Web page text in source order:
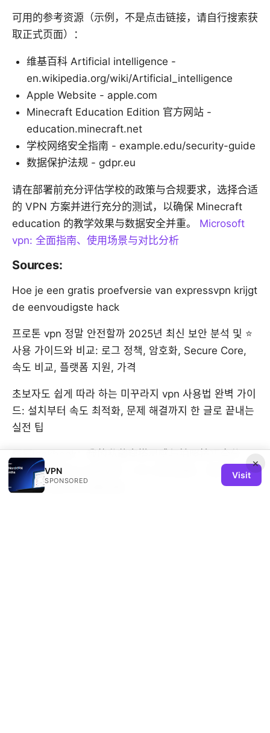
可用的参考资源（示例，不是点击链接，请自行搜索获
取正式页面）：
维基百科 Artificial intelligence -
en.wikipedia.org/wiki/Artificial_intelligence
Apple Website - apple.com
Minecraft Education Edition 官方网站 -
education.minecraft.net
学校网络安全指南 - example.edu/security-guide
数据保护法规 - gdpr.eu
请在部署前充分评估学校的政策与合规要求，选择合适
的 VPN 方案并进行充分的测试，以确保 Minecraft
education 的教学效果与数据安全并重。 Microsoft
vpn: 全面指南、使用场景与对比分析
Sources:
Hoe je een gratis proefversie van expressvpn krijgt
de eenvoudigste hack
프로톤 vpn 정말 안전할까 2025년 최신 보안 분석 및 ⭐
사용 가이드와 비교: 로그 정책, 암호화, Secure Core,
속도 비교, 플랫폼 지원, 가격
초보자도 쉽게 따라 하는 미꾸라지 vpn 사용법 완벽 가이
드: 설치부터 속도 최적화, 문제 해결까지 한 글로 끝내는
실전 팁
辰辰lookbook：我的私藏穿搭灵感与拍照技巧全分
享，让你轻松get时尚感！VPN 使用指南、隐私保护与
跨境访问提升的完整攻略
×
VPN
SPONSORED
Visit